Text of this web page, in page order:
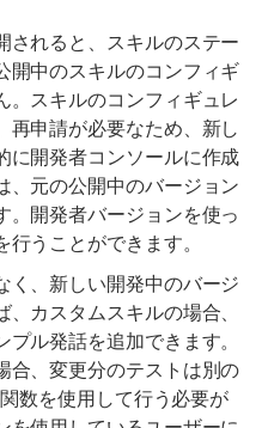
されると、スキルのステー
開中のスキルのコンフィギ
。スキルのコンフィギュレ
再申請が必要なため、新し
に開発者コンソールに作成
、元の公開中のバージョン
。開発者バージョンを使っ
うことができます。
く、新しい開発中のバージ
カスタムスキルの場合、
ル発話を追加できます。
合、変更分のテストは別の
数を使用して行う必要が